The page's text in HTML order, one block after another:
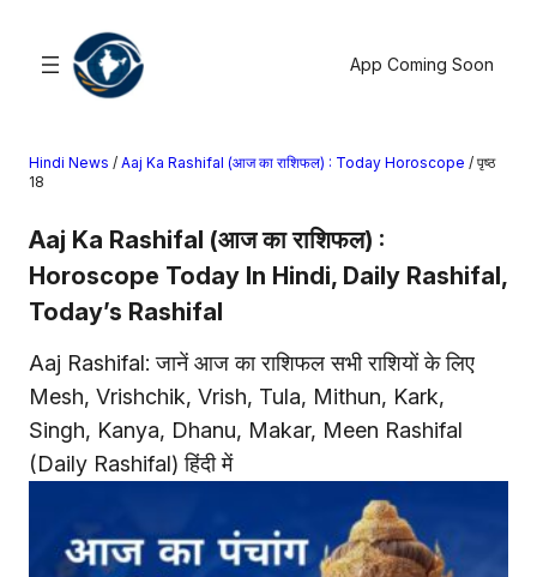
मनोरंजन
खेल
राज्य
राष्ट्रीय
व्यापार
करियर
अंतरराष्ट्रीय
एजुकेशन
App Coming Soon
Hindi News / Aaj Ka Rashifal (आज का राशिफल) : Today Horoscope / पृष्ठ
18
Aaj Ka Rashifal (आज का राशिफल) :
Horoscope Today In Hindi, Daily Rashifal,
Today’s Rashifal
Aaj Rashifal: जानें आज का राशिफल सभी राशियों के लिए
Mesh, Vrishchik, Vrish, Tula, Mithun, Kark,
Singh, Kanya, Dhanu, Makar, Meen Rashifal
(Daily Rashifal) हिंदी में